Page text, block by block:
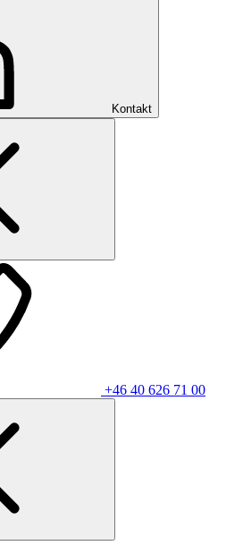
Kontakt
+46 40 626 71 00